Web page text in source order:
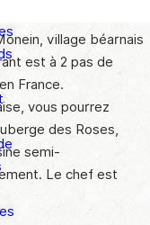
village béarnais
est à 2 pas de
France.
vous pourrez
des Roses,
semi-
Le chef est